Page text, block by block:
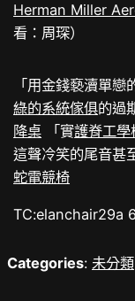
Herman Miller
看：周琛）
「用金錢褻瀆單
綠的系統傢俱的過
降桌 「實護脊工學
這聲冷笑的尾音甚
蛇電競椅
TC:elanchair29a
Categories: 未分類